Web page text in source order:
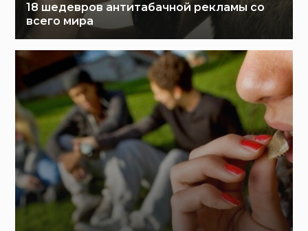
18 шедевров антитабачной рекламы со
всего мира